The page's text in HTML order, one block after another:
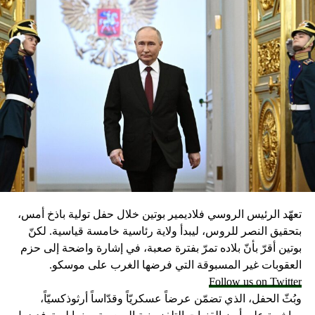
تعهّد الرئيس الروسي فلاديمير بوتين خلال حفل تولية باذخ أمس،
بتحقيق النصر للروس، ليبدأ ولاية رئاسية خامسة قياسية. لكنّ
بوتين أقرّ بأنّ بلاده تمرّ بفترة صعبة، في إشارة واضحة إلى حزم
العقوبات غير المسبوقة التي فرضها الغرب على موسكو.
Follow us on Twitter
وبُثّ الحفل، الذي تضمّن عرضاً عسكريّاً وقدّاساً أرثوذكسيّاً،